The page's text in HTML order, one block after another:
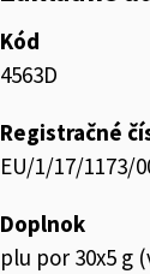
Kód
4563D
Registračné
EU/1/17/1173/
Doplnok
plu por 30x5 g